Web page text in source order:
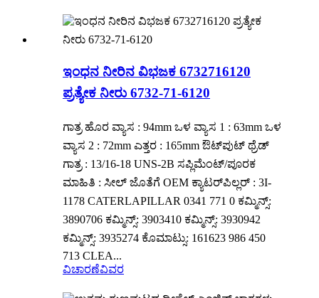
ಇಂಧನ ನೀರಿನ ವಿಭಜಕ 6732716120
ಪ್ರತ್ಯೇಕ ನೀರು 6732-71-6120
ಗಾತ್ರ ಹೊರ ವ್ಯಾಸ : 94mm ಒಳ ವ್ಯಾಸ 1 : 63mm ಒಳ
ವ್ಯಾಸ 2 : 72mm ಎತ್ತರ : 165mm ಔಟ್‌ಪುಟ್ ಥ್ರೆಡ್
ಗಾತ್ರ : 13/16-18 UNS-2B ಸಪ್ಲಿಮೆಂಟ್/ಪೂರಕ
ಮಾಹಿತಿ : ಸೀಲ್ ಜೊತೆಗೆ OEM ಕ್ಯಾಟರ್‌ಪಿಲ್ಲರ್ : 3I-
1178 CATERLAPILLAR 0341 771 0 ಕಮ್ಮಿನ್ಸ್:
3890706 ಕಮ್ಮಿನ್ಸ್: 3903410 ಕಮ್ಮಿನ್ಸ್: 3930942
ಕಮ್ಮಿನ್ಸ್: 3935274 ಕೊಮಾಟ್ಸು: 161623 986 450
713 CLEA...
ವಿಚಾರಣೆವಿವರ